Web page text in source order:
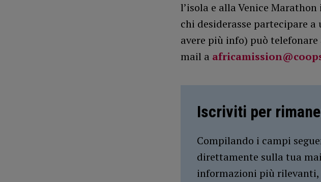
l’isola e alla Venice
chi desiderasse partecipare
avere più info) può
mail a
Iscriviti per
Compilando i campi
direttamente sulla tua
informazioni più